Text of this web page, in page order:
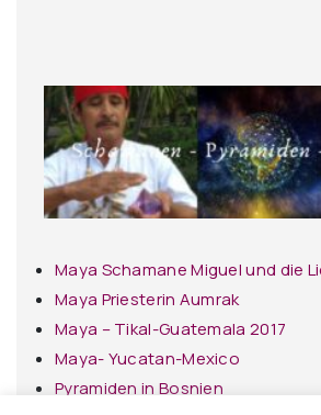
Maya Schamane Miguel und die
Maya Priesterin Aumrak
Maya – Tikal-Guatemala 2017
Maya- Yucatan-Mexico
Pyramiden in Bosnien